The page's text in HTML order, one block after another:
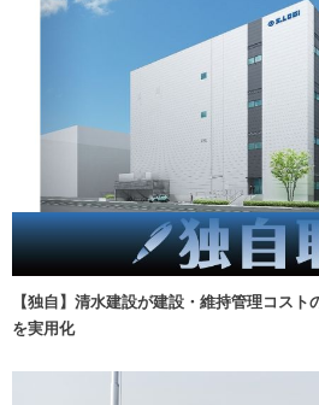
【独自】清水建設が建設・維持管理コス
を実用化